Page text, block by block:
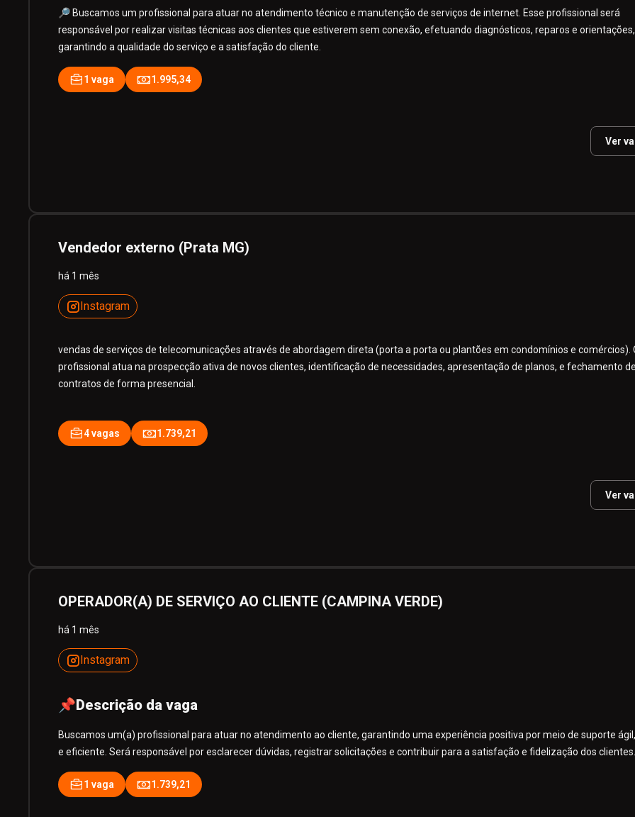
🔎 Buscamos um profissional para atuar no atendimento técnico e manutenção de serviços de internet. Esse profissional será
responsável por realizar visitas técnicas aos clientes que estiverem sem conexão, efetuando diagnósticos, reparos e orientações,
garantindo a qualidade do serviço e a satisfação do cliente.
1 vaga 1.995,34
Ver
Vendedor externo (Prata MG)
há 1 mês
Instagram
vendas de serviços de telecomunicações através de abordagem direta (porta a porta ou plantões em condomínios e comércios).
profissional atua na prospecção ativa de novos clientes, identificação de necessidades, apresentação de planos, e fechamento
contratos de forma presencial.
4 vagas 1.739,21
Ver
OPERADOR(A) DE SERVIÇO AO CLIENTE (CAMPINA VERDE)
há 1 mês
Instagram
📌Descrição da vaga
Buscamos um(a) profissional para atuar no atendimento ao cliente, garantindo uma experiência positiva por meio de suporte
e eficiente. Será responsável por esclarecer dúvidas, registrar solicitações e contribuir para a satisfação e fidelização dos clientes.
1 vaga 1.739,21